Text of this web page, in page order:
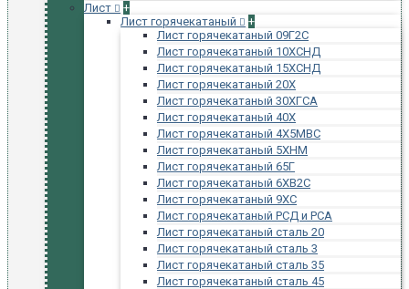
Лист
+
Лист горячекатаный
+
Лист горячекатаный 09Г2С
Лист горячекатаный 10ХСНД
Лист горячекатаный 15ХСНД
Лист горячекатаный 20Х
Лист горячекатаный 30ХГСА
Лист горячекатаный 40Х
Лист горячекатаный 4Х5МВС
Лист горячекатаный 5ХНМ
Лист горячекатаный 65Г
Лист горячекатаный 6ХВ2С
Лист горячекатаный 9ХС
Лист горячекатаный РСД и РСА
Лист горячекатаный сталь 20
Лист горячекатаный сталь 3
Лист горячекатаный сталь 35
Лист горячекатаный сталь 45